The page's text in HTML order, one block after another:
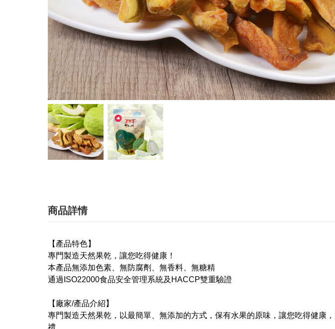
商品詳情
【產品特色】
專門製造天然果乾，讓您吃得健康！
本產品無添加色素、無防腐劑、無香料、無糖精
通過ISO22000食品安全管理系統及HACCP雙重驗證
【廠家/產品介紹】
專門製造天然果乾，以最簡單、無添加的方式，保有水果的原味，讓您吃得健康
禮。